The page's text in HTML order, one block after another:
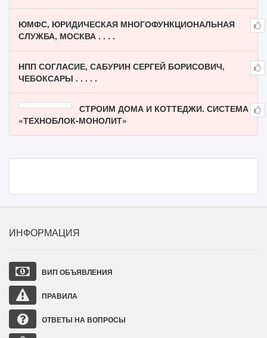
ЮМФС, ЮРИДИЧЕСКАЯ МНОГОФУНКЦИОНАЛЬНАЯ
СЛУЖБА, МОСКВА . . . .
НПП СОГЛАСИЕ, САБУРИН СЕРГЕЙ БОРИСОВИЧ,
ЧЕБОКСАРЫ . . . . .
СТРОИМ ДОМА И КОТТЕДЖИ. СИСТЕМА
«ТЕХНОБЛОК-МОНОЛИТ»
ИНФОРМАЦИЯ
ВИП ОБЪЯВЛЕНИЯ
ПРАВИЛА
ОТВЕТЫ НА ВОПРОСЫ